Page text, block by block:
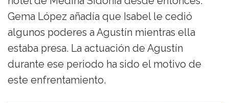
Gema López añadía que Isabel le cedió
algunos poderes a Agustín mientras ella
estaba presa. La actuación de Agustín
durante ese periodo ha sido el motivo de
este enfrentamiento.